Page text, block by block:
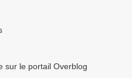
sur le portail Overblog